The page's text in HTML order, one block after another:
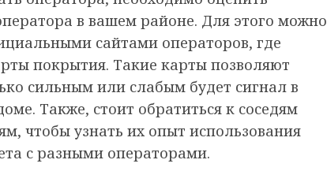
в вашем районе. Для этого можно
сайтами операторов, где
покрытия. Такие карты позволяют
сильным или слабым будет сигнал в
Также, стоит обратиться к соседям
чтобы узнать их опыт использования
с разными операторами.